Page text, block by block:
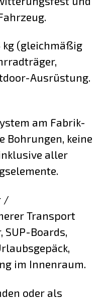
kg (gleichmäßig
Ausrüstung.
am Fabrik-
Bohrungen, keine
aller
/
Transport
SUP-Boards,
im Innenraum.
oder als